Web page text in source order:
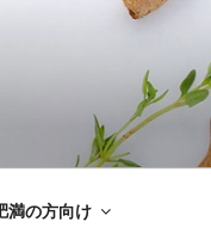
満の方向け